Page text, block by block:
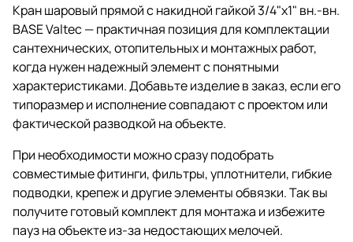
Кран шаровый прямой с накидной гайкой 3/4"x1" вн.-вн.
BASE Valtec — практичная позиция для комплектации
сантехнических, отопительных и монтажных работ,
когда нужен надежный элемент с понятными
характеристиками. Добавьте изделие в заказ, если его
типоразмер и исполнение совпадают с проектом или
фактической разводкой на объекте.
При необходимости можно сразу подобрать
совместимые фитинги, фильтры, уплотнители, гибкие
подводки, крепеж и другие элементы обвязки. Так вы
получите готовый комплект для монтажа и избежите
пауз на объекте из-за недостающих мелочей.